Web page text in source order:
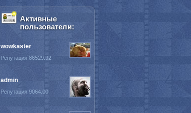
Активные
пользователи:
wowkaster
Репутация 86529.92
admin
Репутация 9064.00